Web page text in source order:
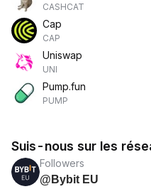
CASHCAT
Cap
CAP
Uniswap
UNI
Pump.fun
PUMP
Suis-nous sur les
Followers
@Bybit EU